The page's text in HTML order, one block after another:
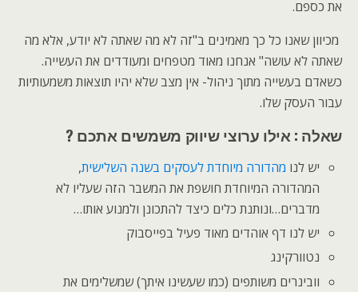
את כספם.
מכיוון שאנו כל כך מאמינים ב"זה לא מה שאתה לא יודע, אלא מה
שאתה לא עושה" אנחנו מאוד מטפחים ומעודדים את העשייה.
כשאדם בעשייה מתוך ניהול- אין מצב שלא יהיו תוצאות משמעותיות
עבור העסק שלו.
שאלה : אילו ערוצי שיווק משמשים אתכם ?
יש לנו מהדורה מיוחדת לעסקים בשנה השלישית,
המהדורה המיוחדת חושפת את המשבר הזה שעליו לא
מדברים…ונותנת כלים כיצד להתכונן ולמנוע אותו…
יש לנו דף אוהדים מאוד פעיל בפייסבוק
נטוורקינג
וובינרים משותפים (כמו שעשינו איתך) שמשלימים את